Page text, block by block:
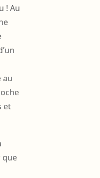
! Au
au
et
que